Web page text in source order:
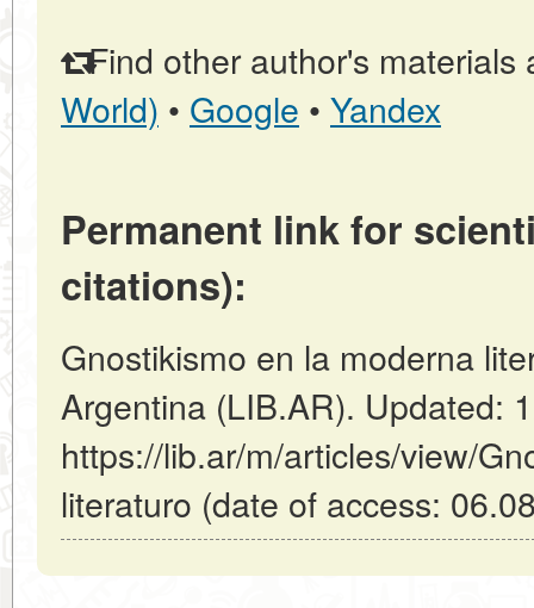
Find other author's materials
World) • Google • Yandex
Permanent link for
citations):
Gnostikismo en la moderna
Argentina (LIB.AR). Updated:
https://lib.ar/m/articles/view/
literaturo (date of access: